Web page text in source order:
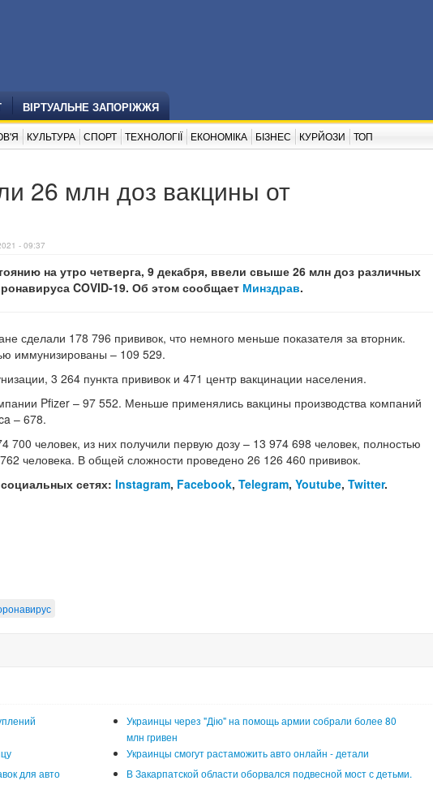
ВІРТУАЛЬНЕ ЗАПОРІЖЖЯ
КУЛЬТУРА СПОРТ ТЕХНОЛОГІЇ ЕКОНОМІКА БІЗНЕС КУРЙОЗИ ТОП
26 млн доз вакцины от
- 09:37
на утро четверга, 9 декабря, ввели свыше 26 млн доз различных
COVID-19. Об этом сообщает Минздрав.
сделали 178 796 прививок, что немного меньше показателя за вторник.
иммунизированы – 109 529.
3 264 пункта прививок и 471 центр вакцинации населения.
Pfizer – 97 552. Меньше применялись вакцины производства компаний
– 678.
700 человек, из них получили первую дозу – 13 974 698 человек, полностью
человека. В общей сложности проведено 26 126 460 прививок.
сетях: Instagram, Facebook, Telegram, Youtube, Twitter.
Украинцы через "Дію" на помощь армии собрали более 80
млн гривен
Украинцы смогут растаможить авто онлайн - детали
для авто
В Закарпатской области оборвался подвесной мост с детьми.